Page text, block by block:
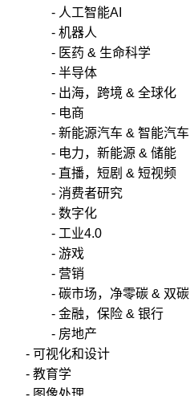
- 人工智能AI
- 机器人
- 医药 & 生命科学
- 半导体
- 出海，跨境 & 全球化
- 电商
- 新能源汽车 & 智能汽车
- 电力，新能源 & 储能
- 直播，短剧 & 短视频
- 消费者研究
- 数字化
- 工业4.0
- 游戏
- 营销
- 碳市场，净零碳 & 双碳
- 金融，保险 & 银行
- 房地产
- 可视化和设计
- 教育学